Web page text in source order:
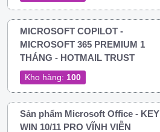
MICROSOFT COPILOT -
MICROSOFT 365 PREMIUM 1
THÁNG - HOTMAIL TRUST
Kho hàng: 100
Sản phẩm Microsoft Office - KEY
WIN 10/11 PRO VĨNH VIỄN